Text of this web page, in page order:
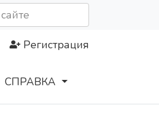
Регистрация
СПРАВКА